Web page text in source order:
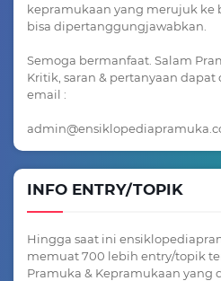
kepramukaan yang merujuk ke
bisa dipertanggungjawabkan.
Semoga bermanfaat. Salam
Kritik, saran & pertanyaan
email :
INFO ENTRY/TOPIK
Hingga saat ini
memuat 700 lebih entry/topik
Pramuka & Kepramukaan yang